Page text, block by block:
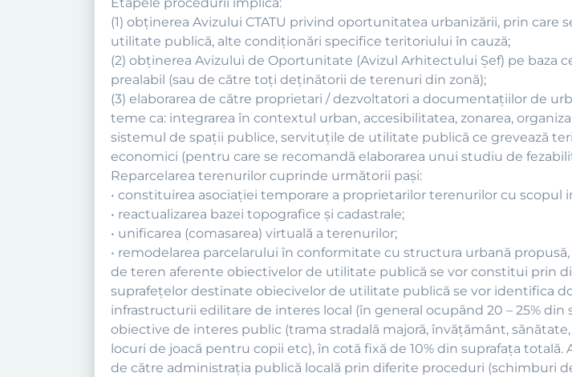
(1) obţinerea Avizului CTATU privind oportunitatea urbanizării, prin
utilitate publică, alte condiţionări specifice teritoriului în cauză;
(2) obţinerea Avizului de Oportunitate (Avizul Arhitectului Şef) pe
prealabil (sau de către toţi deţinătorii de terenuri din zonă);
(3) elaborarea de către proprietari / dezvoltatori a documentaţiilor de
teme ca: integrarea în contextul urban, accesibilitatea, zonarea,
sistemul de spaţii publice, servituţile de utilitate publică ce grevează
economici (pentru care se recomandă elaborarea unui studiu de
Reparcelarea terenurilor cuprinde următorii paşi:
• constituirea asociaţiei temporare a proprietarilor terenurilor cu scopul
• reactualizarea bazei topografice şi cadastrale;
• unificarea (comasarea) virtuală a terenurilor;
• remodelarea parcelarului în conformitate cu structura urbană
de teren aferente obiectivelor de utilitate publică se vor constitui prin
suprafeţelor destinate obiecivelor de utilitate publică se vor identifica
infrastructurii edilitare de interes local (în general ocupând 20 – 25%
obiective de interes public (trama stradală majoră, învăţământ,
locuri de joacă pentru copii etc), în cotă fixă de 10% din suprafaţa
de către administraţia publică locală prin diferite proceduri (schimburi